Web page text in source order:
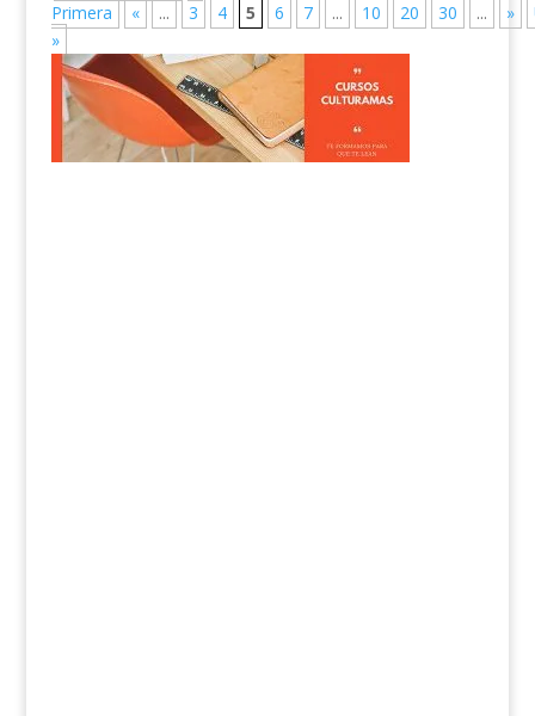
Primera
« ... 3 4 5 6 7 ... 10 20 30 ... »
»